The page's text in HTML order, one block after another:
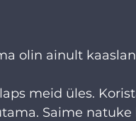
olin ainult
meid üles.
Saime